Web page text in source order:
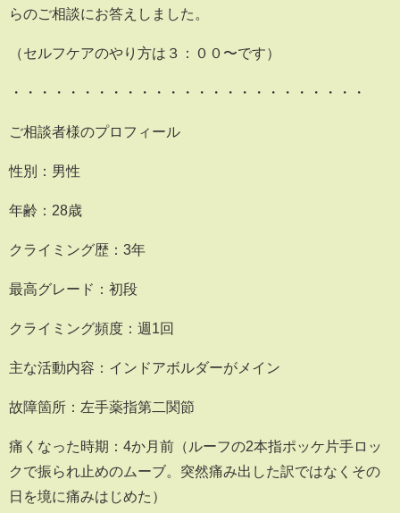
らのご相談にお答えしました。
（セルフケアのやり方は３：００〜です）
・・・・・・・・・・・・・・・・・・・・・・・・・
ご相談者様のプロフィール
性別：男性
年齢：28歳
クライミング歴：3年
最高グレード：初段
クライミング頻度：週1回
主な活動内容：インドアボルダーがメイン
故障箇所：左手薬指第二関節
痛くなった時期：4か月前（ルーフの2本指ポッケ片手ロッ
クで振られ止めのムーブ。突然痛み出した訳ではなくその
日を境に痛みはじめた）